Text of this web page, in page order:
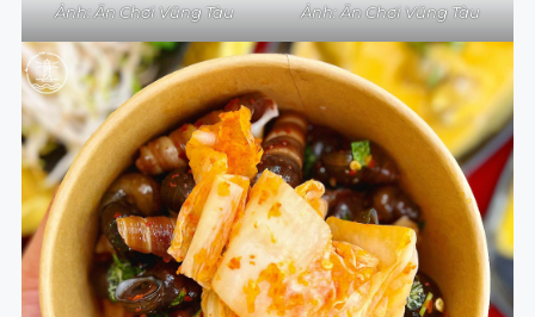
Ảnh: Ăn Chơi Vũng Tàu Ảnh: Ăn Chơi Vũng Tàu